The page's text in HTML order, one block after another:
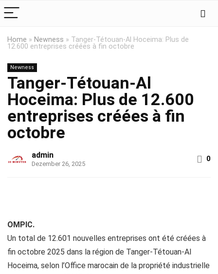
Home » Newness » Tanger-Tétouan-Al Hoceima: Plus de
12.600 entreprises créées à fin octobre
Newness
Tanger-Tétouan-Al
Hoceima: Plus de 12.600
entreprises créées à fin
octobre
admin
Dezember 26, 2025
0
OMPIC.
Un total de 12.601 nouvelles entreprises ont été créées à
fin octobre 2025 dans la région de Tanger-Tétouan-Al
Hoceima, selon l’Office marocain de la propriété industrielle